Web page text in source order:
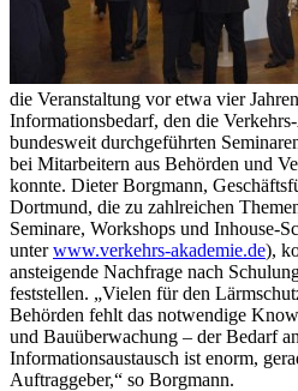
die Veranstaltung vor etwa vier
Informationsbedarf, den die
bundesweit durchgeführten
bei Mitarbeitern aus Behörden und
konnte. Dieter Borgmann,
Dortmund, die zu zahlreichen
Seminare, Workshops und Inhouse-
unterwww.verkehrs-akademie.de),
ansteigende Nachfrage nach
feststellen. „Vielen für den
Behörden fehlt das notwendige
und Bauüberwachung – der Bedarf
Informationsaustausch ist enorm,
Auftraggeber,“ so Borgmann.